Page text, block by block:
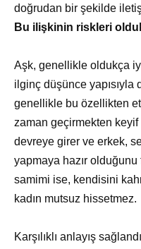
doğrudan bir şekilde
Bu ilişkinin riskleri
Aşk, genellikle oldukça
ilginç düşünce
genellikle bu özellikten
zaman geçirmekten keyif
devreye girer ve erkek,
yapmaya hazır
samimi ise, kendisini
kadın mutsuz hissetmez.
Karşılıklı anlayış